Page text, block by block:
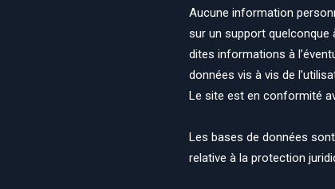
Aucune information
sur un support quelconque
dites informations à
données vis à vis de
Le site est en conformité
Les bases de données
relative à la protection